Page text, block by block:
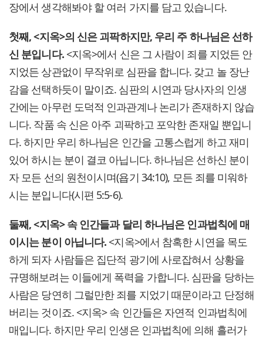
장에서 생각해봐야 할 여러 가지를 담고 있습니다.
첫째, <지옥>의 신은 괴팍하지만, 우리 주 하나님은 선하
신 분입니다.<지옥>에서 신은 그 사람이 죄를 지었든 안
지었든 상관없이 무작위로 심판을 합니다. 갖고 놀 장난
감을 선택하듯이 말이죠. 심판의 시연과 당사자의 인생
간에는 아무런 도덕적 인과관계나 논리가 존재하지 않습
니다. 작품 속 신은 아주 괴팍하고 포악한 존재일 뿐입니
다. 하지만 우리 하나님은 인간을 고통스럽게 하고 재미
있어 하시는 분이 결코 아닙니다. 하나님은 선하신 분이
자 모든 선의 원천이시며(욥기 34:10), 모든 죄를 미워하
시는 분입니다(시편 5:5-6).
둘째, <지옥> 속 인간들과 달리 하나님은 인과법칙에 매
이시는 분이 아닙니다. <지옥>에서 참혹한 시연을 목도
하게 되자 사람들은 집단적 광기에 사로잡혀서 상황을
규명해보려는 이들에게 폭력을 가합니다. 심판을 당하는
사람은 당연히 그럴만한 죄를 지었기 때문이라고 단정해
버리는 것이죠. <지옥> 속 인간들은 자연적 인과법칙에
매입니다. 하지만 우리 인생은 인과법칙에 의해 흘러가